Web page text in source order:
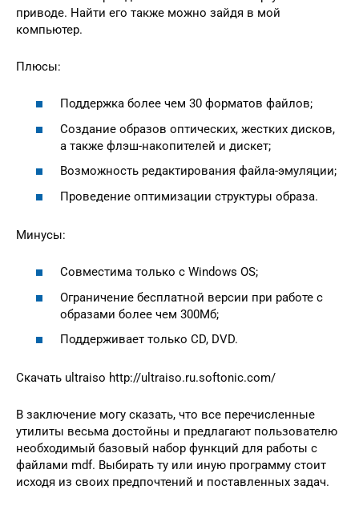
приводе. Найти его также можно зайдя в мой
компьютер.
Плюсы:
Поддержка более чем 30 форматов файлов;
Создание образов оптических, жестких дисков,
а также флэш-накопителей и дискет;
Возможность редактирования файла-эмуляции;
Проведение оптимизации структуры образа.
Минусы:
Совместима только с Windows OS;
Ограничение бесплатной версии при работе с
образами более чем 300Мб;
Поддерживает только CD, DVD.
Скачать ultraiso http://ultraiso.ru.softonic.com/
В заключение могу сказать, что все перечисленные
утилиты весьма достойны и предлагают пользователю
необходимый базовый набор функций для работы с
файлами mdf. Выбирать ту или иную программу стоит
исходя из своих предпочтений и поставленных задач.